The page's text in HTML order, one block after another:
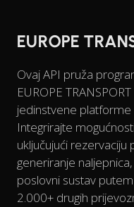
EUROPE
Ovaj API pruža
EUROPE
jedinstvene
Integrirajte
uključujući rezervaciju
generiranje
poslovni sustav
2.000+ drugih